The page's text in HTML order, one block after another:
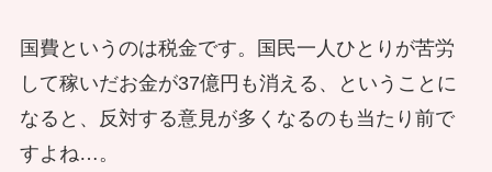
国費というのは税金です。国民一人ひとりが苦労
して稼いだお金が37億円も消える、ということに
なると、反対する意見が多くなるのも当たり前で
すよね…。